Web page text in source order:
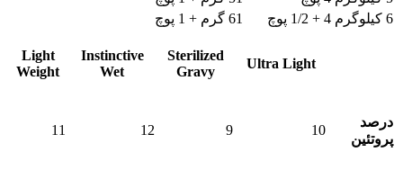
6 کیلوگرم
4 + 1/2 پوچ 61 گرم + 1 پوچ
Ultra Light
Sterilized
Gravy
Instinctive
Wet
Light
Weight
درصد
پروتئین
10
9
12
11